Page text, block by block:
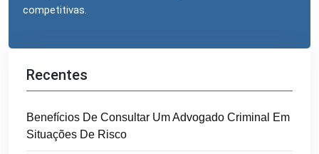
competitivas.
Recentes
Benefícios De Consultar Um Advogado Criminal Em
Situações De Risco